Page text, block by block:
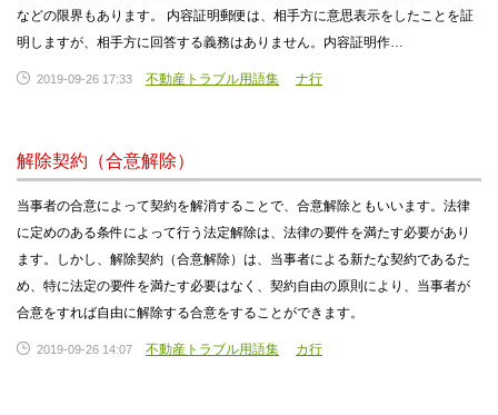
などの限界もあります。 内容証明郵便は、相手方に意思表示をしたことを証
明しますが、相手方に回答する義務はありません。内容証明作…
2019-09-26 17:33 不動産トラブル用語集 ナ行
解除契約（合意解除）
当事者の合意によって契約を解消することで、合意解除ともいいます。法律
に定めのある条件によって行う法定解除は、法律の要件を満たす必要があり
ます。しかし、解除契約（合意解除）は、当事者による新たな契約であるた
め、特に法定の要件を満たす必要はなく、契約自由の原則により、当事者が
合意をすれば自由に解除する合意をすることができます。
2019-09-26 14:07 不動産トラブル用語集 カ行